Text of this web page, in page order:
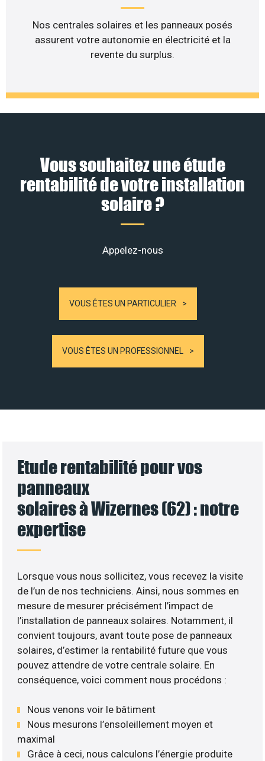
Nos centrales solaires et les panneaux posés
assurent votre autonomie en électricité et la
revente du surplus.
Vous souhaitez une étude
rentabilité de votre installation
solaire ?
Appelez-nous
VOUS ÊTES UN PARTICULIER
VOUS ÊTES UN PROFESSIONNEL
Etude rentabilité pour vos
panneaux
solaires à Wizernes (62) : notre
expertise
Lorsque vous nous sollicitez, vous recevez la visite
de l’un de nos techniciens. Ainsi, nous sommes en
mesure de mesurer précisément l’impact de
l’installation de panneaux solaires. Notamment, il
convient toujours, avant toute pose de panneaux
solaires, d’estimer la rentabilité future que vous
pouvez attendre de votre centrale solaire. En
conséquence, voici comment nous procédons :
Nous venons voir le bâtiment
Nous mesurons l’ensoleillement moyen et
maximal
Grâce à ceci, nous calculons l’énergie produite